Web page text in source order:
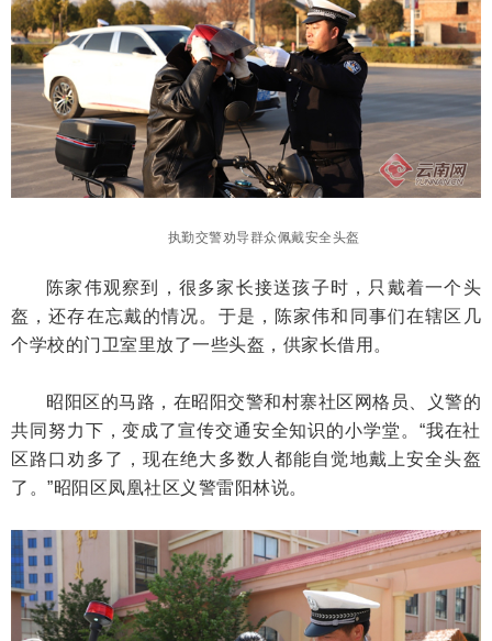
执勤交警劝导群众佩戴安全头盔
陈家伟观察到，很多家长接送孩子时，只戴着一个头
盔，还存在忘戴的情况。于是，陈家伟和同事们在辖区几
个学校的门卫室里放了一些头盔，供家长借用。
昭阳区的马路，在昭阳交警和村寨社区网格员、义警的
共同努力下，变成了宣传交通安全知识的小学堂。“我在社
区路口劝多了，现在绝大多数人都能自觉地戴上安全头盔
了。”昭阳区凤凰社区义警雷阳林说。